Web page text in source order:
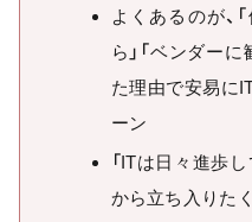
よくあるのが、
ら」「ベンダー
た理由で安易に
ーン
「ITは日々進歩
から立ち入りた